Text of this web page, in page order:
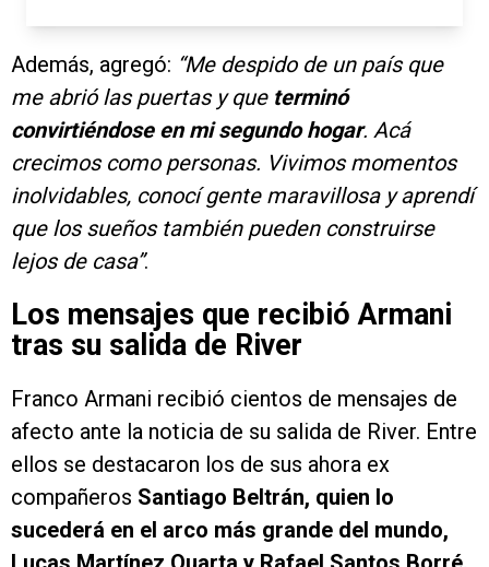
Además, agregó: “Me despido de un país que
me abrió las puertas y queterminó
convirtiéndose en mi segundo hogar. Acá
crecimos como personas. Vivimos momentos
inolvidables, conocí gente maravillosa y aprendí
que los sueños también pueden construirse
lejos de casa”.
Los mensajes que recibió Armani
tras su salida de River
Franco Armani recibió cientos de mensajes de
afecto ante la noticia de su salida de River. Entre
ellos se destacaron los de sus ahora ex
compañeros Santiago Beltrán, quien lo
sucederá en el arco más grande del mundo,